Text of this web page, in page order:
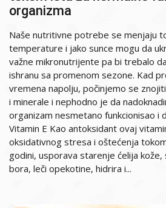
organizma
Naše nutritivne potrebe se menjaju
temperature i jako sunce mogu da
važne mikronutrijente pa bi trebalo
ishranu sa promenom sezone. Kad
vremena napolju, počinjemo se
i minerale i nephodno je da
organizam nesmetano funkcionisao i
Vitamin E Kao antoksidant ovaj
oksidativnog stresa i oštećenja
godini, usporava starenje ćelija
bora, leči opekotine, hidrira i...